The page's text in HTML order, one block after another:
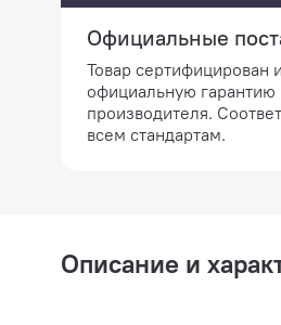
Официальные
Товар сертифицирован
официальную гарантию
производителя.
всем стандартам.
Описание и